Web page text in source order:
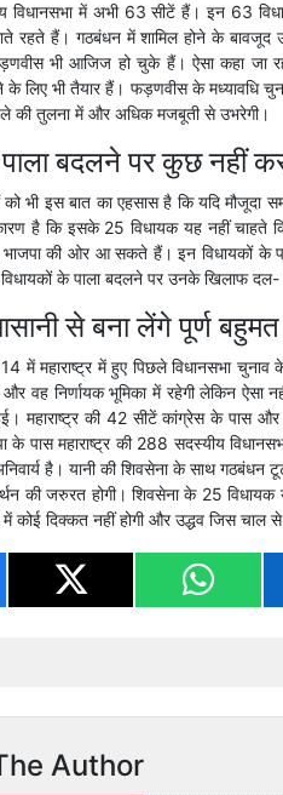
विधानसभा में अभी 63 सीटें हैं। इन 63
रहते हैं। गठबंधन में शामिल होने के
भी आजिज हो चुके हैं। ऐसा कहा जा
के लिए भी तैयार हैं। फड़णवीस के मध्यावधि
की तुलना में और अधिक मजबूती से उभरेगी।
बदलने पर कुछ नहीं
को भी इस बात का एहसास है कि यदि
है कि इसके 25 विधायक यह नहीं चाहते
भाजपा की ओर आ सकते हैं। इन विधायकों
के पाला बदलने पर उनके खिलाफ दल-
से बना लेंगे पूर्ण
में महाराष्ट्र में हुए पिछले विधानसभा
और वह निर्णायक भूमिका में रहेगी लेकिन ऐसा
महाराष्ट्र की 42 सीटें कांग्रेस के पास और
के पास महाराष्ट्र की 288 सदस्यीय
है। यानी की शिवसेना के साथ गठबंधन
की जरुरत होगी। शिवसेना के 25 विधायक
में कोई दिक्कत नहीं होगी और उद्धव जिस
Author